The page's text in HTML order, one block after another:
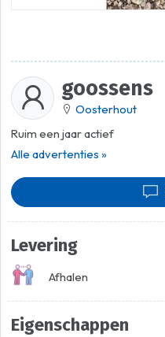
goossens
Oosterhout
Ruim een jaar actief
Alle advertenties »
Levering
Afhalen
Eigenschappen